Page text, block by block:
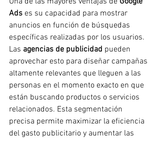
Ads es su capacidad para mostrar
anuncios en función de búsquedas
específicas realizadas por los usuarios.
Las agencias de publicidad pueden
aprovechar esto para diseñar campañas
altamente relevantes que lleguen a las
personas en el momento exacto en que
están buscando productos o servicios
relacionados. Esta segmentación
precisa permite maximizar la eficiencia
del gasto publicitario y aumentar las